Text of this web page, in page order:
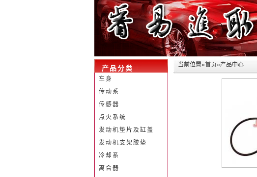
当前位置»首页»产品中心
产品分类
车身
传动系
传感器
点火系统
发动机垫片及缸盖
发动机支架胶垫
冷却系
离合器